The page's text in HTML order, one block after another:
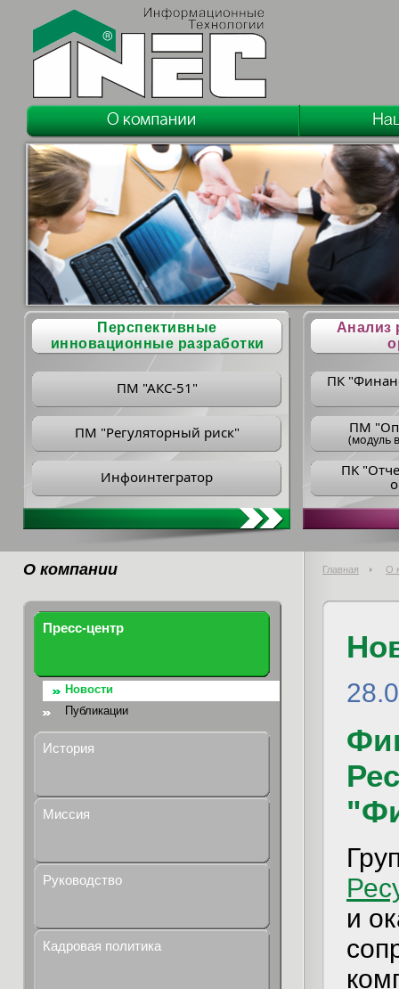
Перспективные
инновационные разработки
ПМ "АКС-51"
ПМ "Регуляторный риск"
Инфоинтегратор
Анализ
ПК
ПM
(модуль
ПK
О компании Главная О
Пресс-центр
Новости
Публикации
История
Миссия
Руководство
Кадровая политика
и